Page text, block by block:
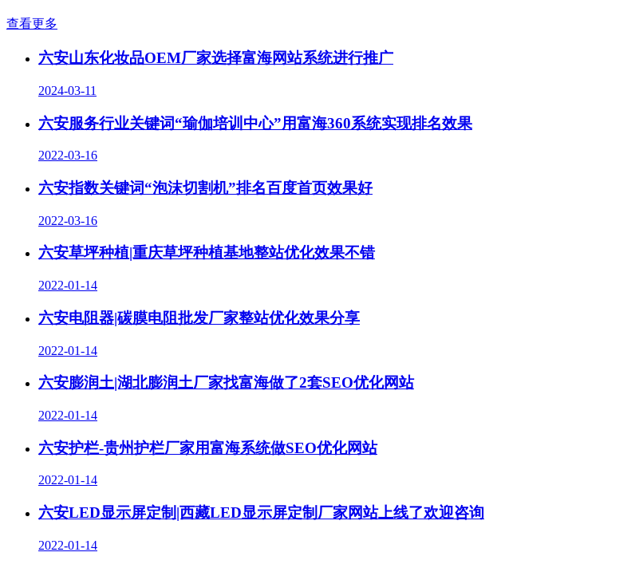
查看更多
六安山东化妆品OEM厂家选择富海网站系统进行推广
2024-03-11
六安服务行业关键词“瑜伽培训中心”用富海360系统实现排名效果
2022-03-16
六安指数关键词“泡沫切割机”排名百度首页效果好
2022-03-16
六安草坪种植|重庆草坪种植基地整站优化效果不错
2022-01-14
六安电阻器|碳膜电阻批发厂家整站优化效果分享
2022-01-14
六安膨润土|湖北膨润土厂家找富海做了2套SEO优化网站
2022-01-14
六安护栏-贵州护栏厂家用富海系统做SEO优化网站
2022-01-14
六安LED显示屏定制|西藏LED显示屏定制厂家网站上线了欢迎咨询
2022-01-14